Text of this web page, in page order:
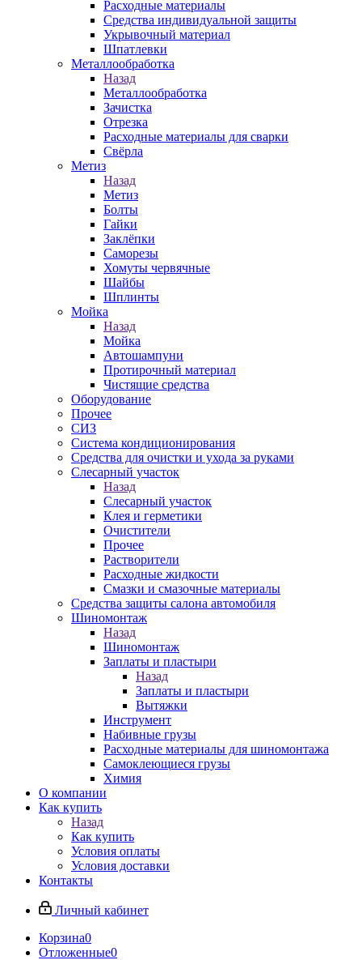
Расходные материалы
Средства индивидуальной защиты
Укрывочный материал
Шпатлевки
Металлообработка
Назад
Металлообработка
Зачистка
Отрезка
Расходные материалы для сварки
Свёрла
Метиз
Назад
Метиз
Болты
Гайки
Заклёпки
Саморезы
Хомуты червячные
Шайбы
Шплинты
Мойка
Назад
Мойка
Автошампуни
Протирочный материал
Чистящие средства
Оборудование
Прочее
СИЗ
Система кондиционирования
Средства для очистки и ухода за руками
Слесарный участок
Назад
Слесарный участок
Клея и герметики
Очистители
Прочее
Растворители
Расходные жидкости
Смазки и смазочные материалы
Средства защиты салона автомобиля
Шиномонтаж
Назад
Шиномонтаж
Заплаты и пластыри
Назад
Заплаты и пластыри
Вытяжки
Инструмент
Набивные грузы
Расходные материалы для шиномонтажа
Самоклеющиеся грузы
Химия
О компании
Как купить
Назад
Как купить
Условия оплаты
Условия доставки
Контакты
Личный кабинет
Корзина0
Отложенные0